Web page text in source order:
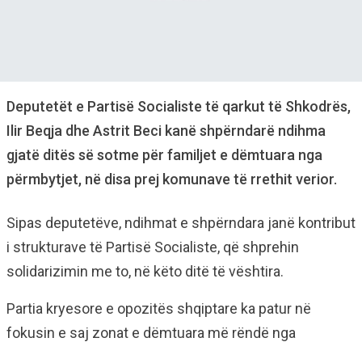
Deputetët e Partisë Socialiste të qarkut të Shkodrës,
Ilir Beqja dhe Astrit Beci kanë shpërndarë ndihma
gjatë ditës së sotme për familjet e dëmtuara nga
përmbytjet, në disa prej komunave të rrethit verior.
Sipas deputetëve, ndihmat e shpërndara janë kontribut
i strukturave të Partisë Socialiste, që shprehin
solidarizimin me to, në këto ditë të vështira.
Partia kryesore e opozitës shqiptare ka patur në
fokusin e saj zonat e dëmtuara më rëndë nga